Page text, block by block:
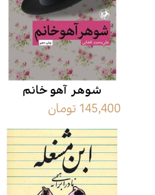
شوهر آهو خانم
145,400 تومان